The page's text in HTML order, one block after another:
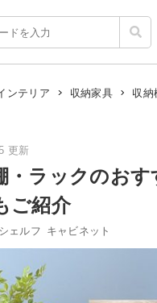
ンテリア 収納家具 収納
更新
・ラックのお
ご紹介
シェルフ キャビネット